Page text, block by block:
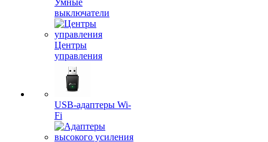
Умные
выключатели
Центры
управления
USB-адаптеры Wi-
Fi